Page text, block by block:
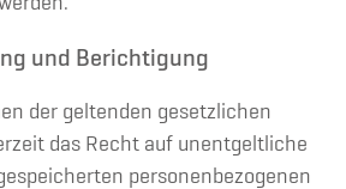
und Berichtigung
der geltenden gesetzlichen
das Recht auf unentgeltliche
personenbezogenen